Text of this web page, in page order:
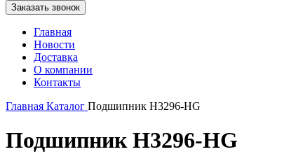
Заказать звонок
Главная
Новости
Доставка
О компании
Контакты
Главная Каталог Подшипник H3296-HG
Подшипник H3296-HG